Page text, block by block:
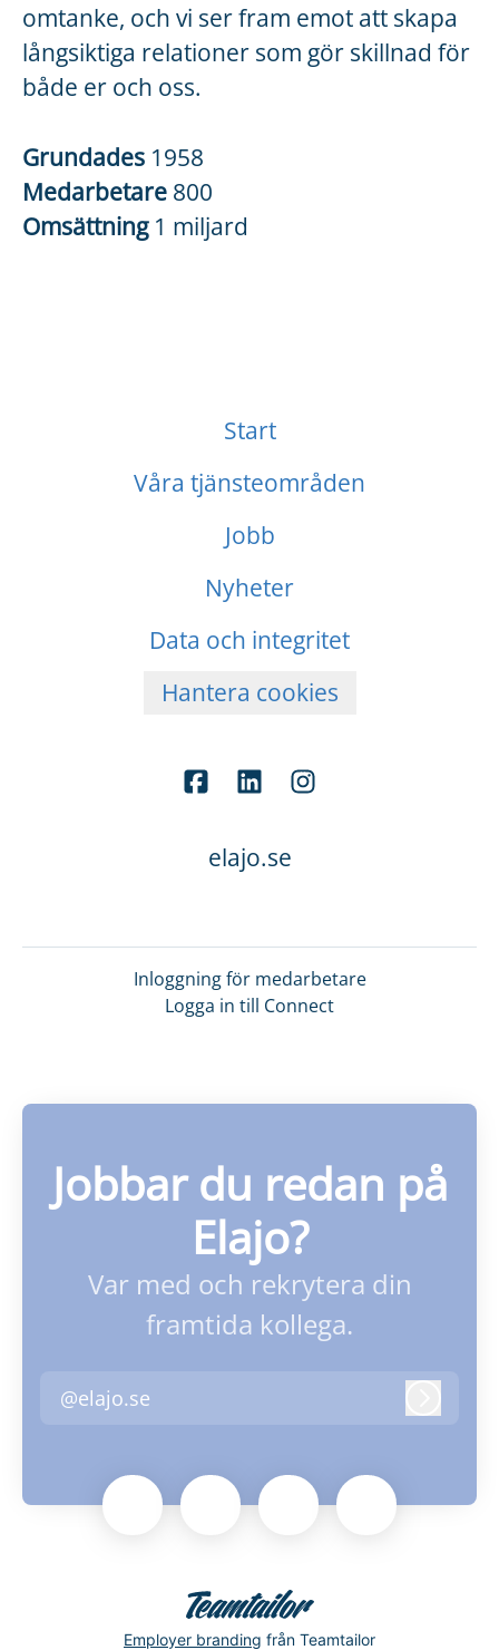
omtanke, och vi ser fram emot att skapa
långsiktiga relationer som gör skillnad för
både er och oss.
Grundades 1958
Medarbetare 800
Omsättning 1 miljard
Start
Våra tjänsteområden
Jobb
Nyheter
Data och integritet
Hantera cookies
elajo.se
Inloggning för medarbetare
Logga in till Connect
Jobbar du redan på
Elajo?
Var med och rekrytera din
framtida kollega.
@elajo.se
Employer branding från Teamtailor